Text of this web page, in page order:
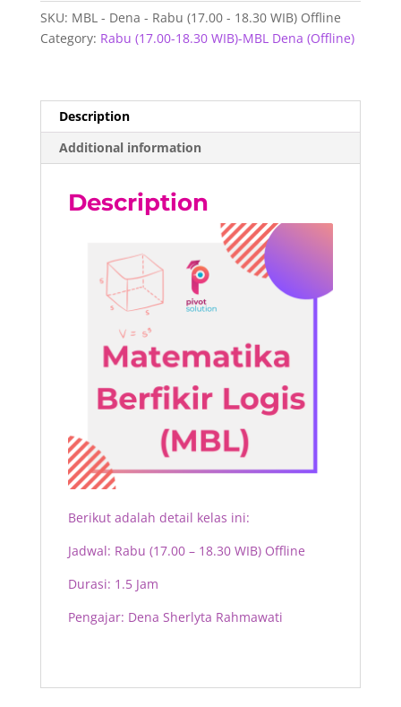
Rabu
(17.00
Offline
quantity
SKU: MBL - Dena - Rabu (17.00 - 18.30 WIB) Offline
Category: Rabu (17.00-18.30 WIB)-MBL Dena (Offline)
Description
Additional information
Description
Berikut adalah detail kelas ini:
Jadwal: Rabu (17.00 – 18.30 WIB) Offline
Durasi: 1.5 Jam
Pengajar: Dena Sherlyta Rahmawati